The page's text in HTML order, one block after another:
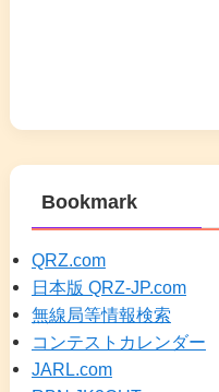
Bookmark
QRZ.com
日本版 QRZ-JP.com
無線局等情報検索
コンテストカレンダー
JARL.com